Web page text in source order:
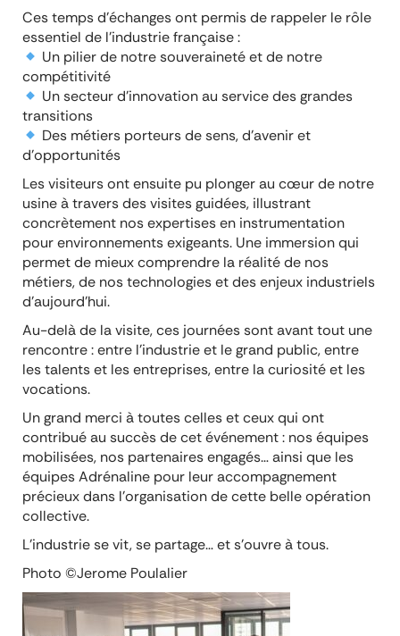
Ces temps d’échanges ont permis de rappeler le rôle
essentiel de l’industrie française :
Un pilier de notre souveraineté et de notre
compétitivité
Un secteur d’innovation au service des grandes
transitions
Des métiers porteurs de sens, d’avenir et
d’opportunités
Les visiteurs ont ensuite pu plonger au cœur de notre
usine à travers des visites guidées, illustrant
concrètement nos expertises en instrumentation
pour environnements exigeants. Une immersion qui
permet de mieux comprendre la réalité de nos
métiers, de nos technologies et des enjeux industriels
d’aujourd’hui.
Au-delà de la visite, ces journées sont avant tout une
rencontre : entre l’industrie et le grand public, entre
les talents et les entreprises, entre la curiosité et les
vocations.
Un grand merci à toutes celles et ceux qui ont
contribué au succès de cet événement : nos équipes
mobilisées, nos partenaires engagés… ainsi que les
équipes Adrénaline pour leur accompagnement
précieux dans l’organisation de cette belle opération
collective.
L’industrie se vit, se partage… et s’ouvre à tous.
Photo ©Jerome Poulalier